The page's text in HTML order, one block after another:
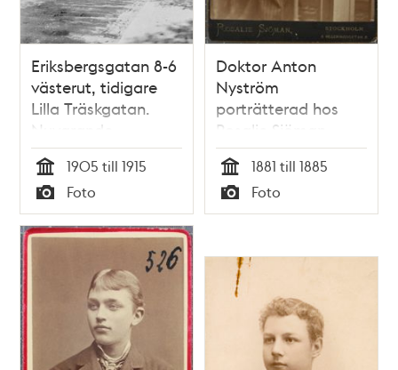
Eriksbergsgatan 8-6
västerut, tidigare
Lilla Träskgatan.
Nuvarande
Eriksbergsgatan 12.
Bostadshuset i
fonden ligger vid
Regeringsgatan 111,
kv. Hägerberget
Tid
1905 till 1915
Typ
Foto
Doktor Anton
Nyström
porträtterad hos
Rosalie Sjöman
Tid
1881 till 1885
Typ
Foto